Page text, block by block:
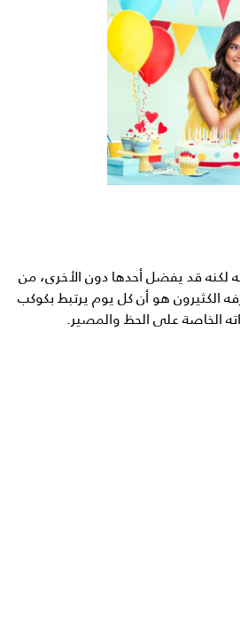
لكنه قد يفضل أحدها دون الأخرى، من
الكثيرون هو أن كل يوم يرتبط بكوكب
الخاصة على الحظ والمصير.